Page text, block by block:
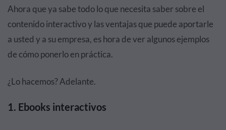
Ahora que ya sabe todo lo que necesita saber sobre el
contenido interactivo y las ventajas que puede aportarle
a usted y a su empresa, es hora de ver algunos ejemplos
de cómo ponerlo en práctica.
¿Lo hacemos? Adelante.
1. Ebooks interactivos